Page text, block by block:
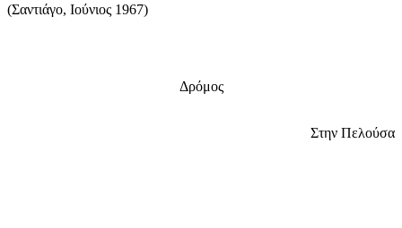
(Σαντιάγο, Ιούνιος 1967)
Δρόμος
Στην Πελούσα